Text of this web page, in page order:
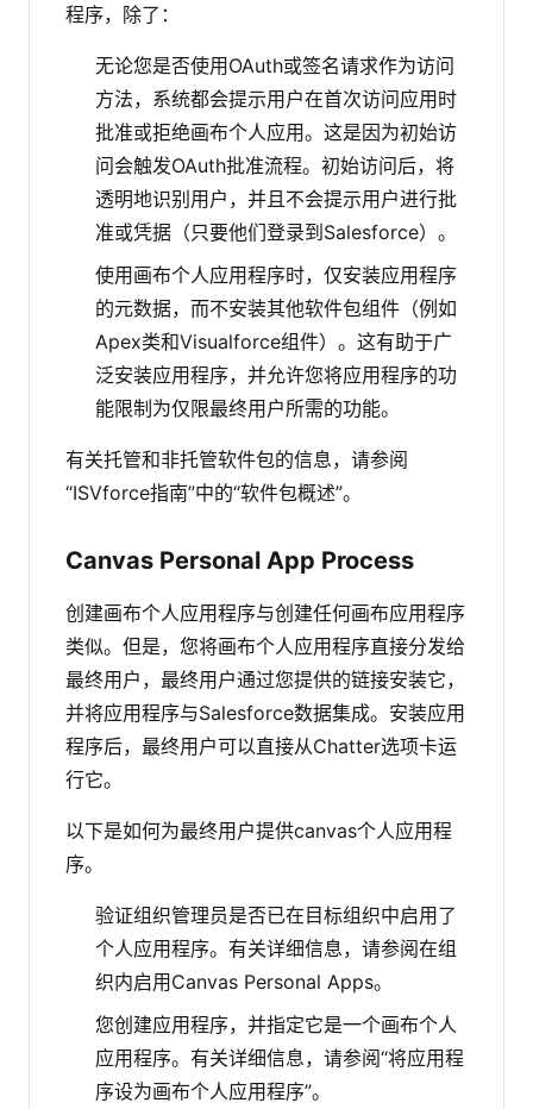
程序，除了：
无论您是否使用OAuth或签名请求作为访问
方法，系统都会提示用户在首次访问应用时
批准或拒绝画布个人应用。这是因为初始访
问会触发OAuth批准流程。初始访问后，将
透明地识别用户，并且不会提示用户进行批
准或凭据（只要他们登录到Salesforce）。
使用画布个人应用程序时，仅安装应用程序
的元数据，而不安装其他软件包组件（例如
Apex类和Visualforce组件）。这有助于广
泛安装应用程序，并允许您将应用程序的功
能限制为仅限最终用户所需的功能。
有关托管和非托管软件包的信息，请参阅
“ISVforce指南”中的“软件包概述”。
Canvas Personal App Process
创建画布个人应用程序与创建任何画布应用程序
类似。但是，您将画布个人应用程序直接分发给
最终用户，最终用户通过您提供的链接安装它，
并将应用程序与Salesforce数据集成。安装应用
程序后，最终用户可以直接从Chatter选项卡运
行它。
以下是如何为最终用户提供canvas个人应用程
序。
验证组织管理员是否已在目标组织中启用了
个人应用程序。有关详细信息，请参阅在组
织内启用Canvas Personal Apps。
您创建应用程序，并指定它是一个画布个人
应用程序。有关详细信息，请参阅“将应用程
序设为画布个人应用程序”。